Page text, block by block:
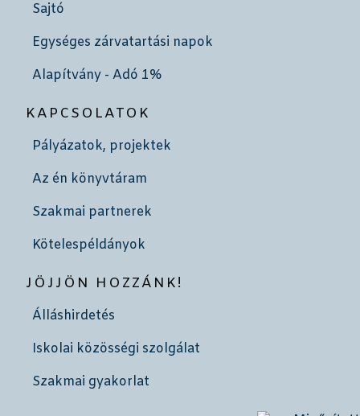
Sajtó
Egységes zárvatartási napok
Alapítvány - Adó 1%
KAPCSOLATOK
Pályázatok, projektek
Az én könyvtáram
Szakmai partnerek
Kötelespéldányok
JÖJJÖN HOZZÁNK!
Álláshirdetés
Iskolai közösségi szolgálat
Szakmai gyakorlat